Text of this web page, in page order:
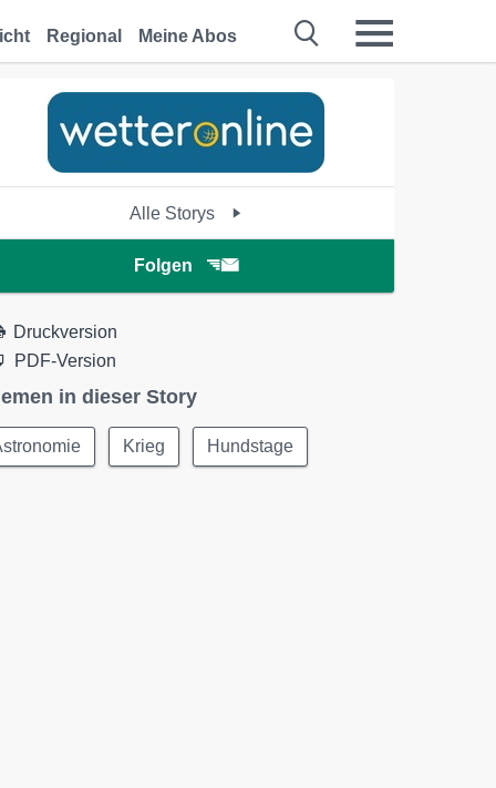
Regional Meine Abos
Alle Storys
Folgen
Druckversion
PDF-Version
in dieser Story
Krieg Hundstage